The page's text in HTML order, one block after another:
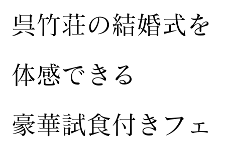
​呉竹荘の結婚式を
体感できる
豪華試食付きフェ